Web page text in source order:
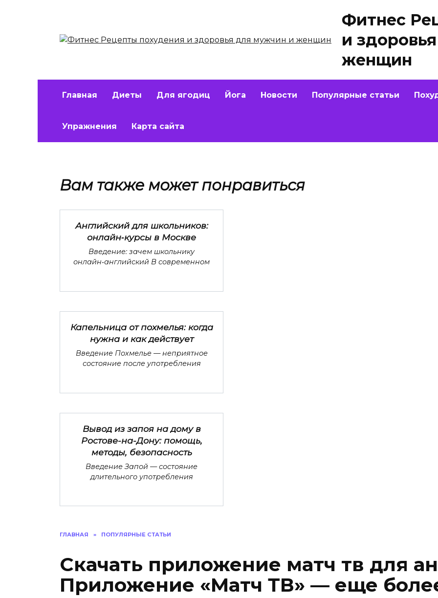
Фитнес
и
женщин
Главная Диеты Для ягодиц Йога Новости Популярные статьи
Упражнения Карта сайта
ГЛАВНАЯ » ПОПУЛЯРНЫЕ СТАТЬИ
Скачать приложение матч тв для
Приложение «Матч ТВ» — еще
Вам также может понравиться
Английский для школьников:
онлайн‑курсы в Москве
Введение: зачем школьнику
онлайн‑английский В современном
Капельница от похмелья: когда
нужна и как действует
Введение Похмелье — неприятное
состояние после употребления
Вывод из запоя на дому в
Ростове-на-Дону: помощь,
методы, безопасность
Введение Запой — состояние
длительного употребления